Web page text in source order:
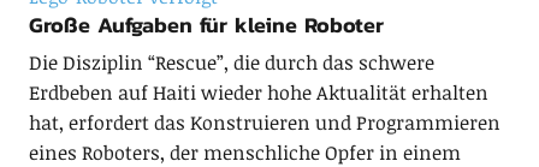
Große Aufgaben für kleine Roboter
Die Disziplin “Rescue”, die durch das schwere
Erdbeben auf Haiti wieder hohe Aktualität erhalten
hat, erfordert das Konstruieren und Programmieren
eines Roboters, der menschliche Opfer in einem